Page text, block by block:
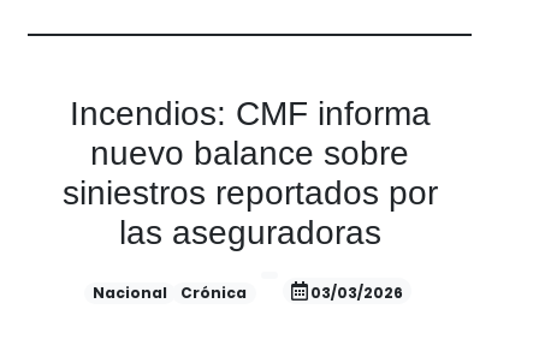
Incendios: CMF informa
nuevo balance sobre
siniestros reportados por
las aseguradoras
Nacional Crónica 03/03/2026